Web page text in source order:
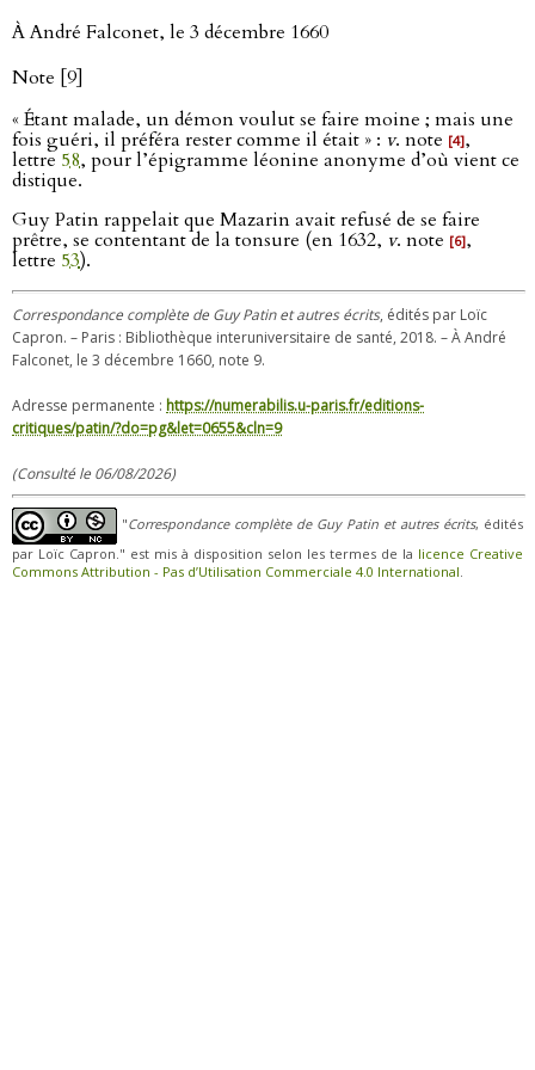
À André Falconet, le 3 décembre 1660
Note [9]
« Étant malade, un démon voulut se faire moine ; mais une
fois guéri, il préféra rester comme il était » : v. note [4],
lettre 58, pour l’épigramme léonine anonyme d’où vient ce
distique.
Guy Patin rappelait que Mazarin avait refusé de se faire
prêtre, se contentant de la tonsure (en 1632, v. note [6],
lettre 53).
Correspondance complète de Guy Patin et autres écrits, édités par Loïc
Capron. – Paris : Bibliothèque interuniversitaire de santé, 2018. – À André
Falconet, le 3 décembre 1660, note 9.
Adresse permanente : https://numerabilis.u-paris.fr/editions-
critiques/patin/?do=pg&let=0655&cln=9
(Consulté le 06/08/2026)
"Correspondance complète de Guy Patin et autres écrits, édités
par Loïc Capron." est mis à disposition selon les termes de la licence Creative
Commons Attribution - Pas d’Utilisation Commerciale 4.0 International.